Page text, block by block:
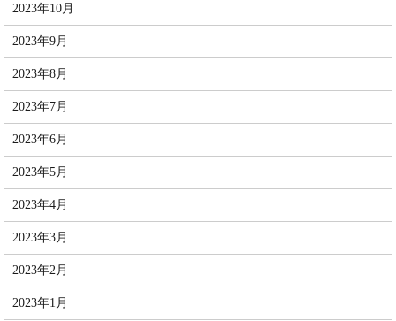
2023年10月
2023年9月
2023年8月
2023年7月
2023年6月
2023年5月
2023年4月
2023年3月
2023年2月
2023年1月